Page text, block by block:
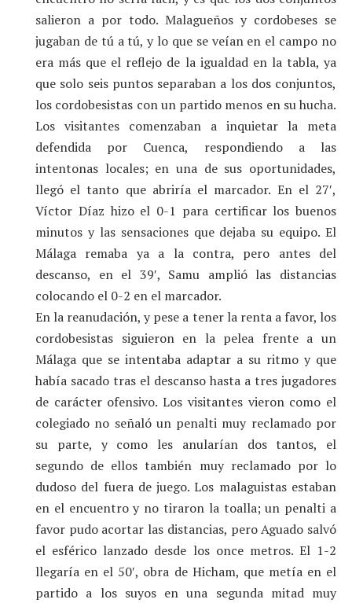
salieron a por todo. Malagueños y cordobeses se
jugaban de tú a tú, y lo que se veían en el campo no
era más que el reflejo de la igualdad en la tabla, ya
que solo seis puntos separaban a los dos conjuntos,
los cordobesistas con un partido menos en su hucha.
Los visitantes comenzaban a inquietar la meta
defendida por Cuenca, respondiendo a las
intentonas locales; en una de sus oportunidades,
llegó el tanto que abriría el marcador. En el 27′,
Víctor Díaz hizo el 0-1 para certificar los buenos
minutos y las sensaciones que dejaba su equipo. El
Málaga remaba ya a la contra, pero antes del
descanso, en el 39′, Samu amplió las distancias
colocando el 0-2 en el marcador.
En la reanudación, y pese a tener la renta a favor, los
cordobesistas siguieron en la pelea frente a un
Málaga que se intentaba adaptar a su ritmo y que
había sacado tras el descanso hasta a tres jugadores
de carácter ofensivo. Los visitantes vieron como el
colegiado no señaló un penalti muy reclamado por
su parte, y como les anularían dos tantos, el
segundo de ellos también muy reclamado por lo
dudoso del fuera de juego. Los malaguistas estaban
en el encuentro y no tiraron la toalla; un penalti a
favor pudo acortar las distancias, pero Aguado salvó
el esférico lanzado desde los once metros. El 1-2
llegaría en el 50′, obra de Hicham, que metía en el
partido a los suyos en una segunda mitad muy